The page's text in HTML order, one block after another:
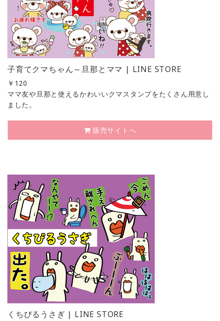
子育てクマちゃん～旦那とママ | LINE STORE
￥ 120
ママ友や旦那と使えるかわいいクマスタンプをたくさん用意し
ました。
販売サイトへ
くちびるうさぎ | LINE STORE